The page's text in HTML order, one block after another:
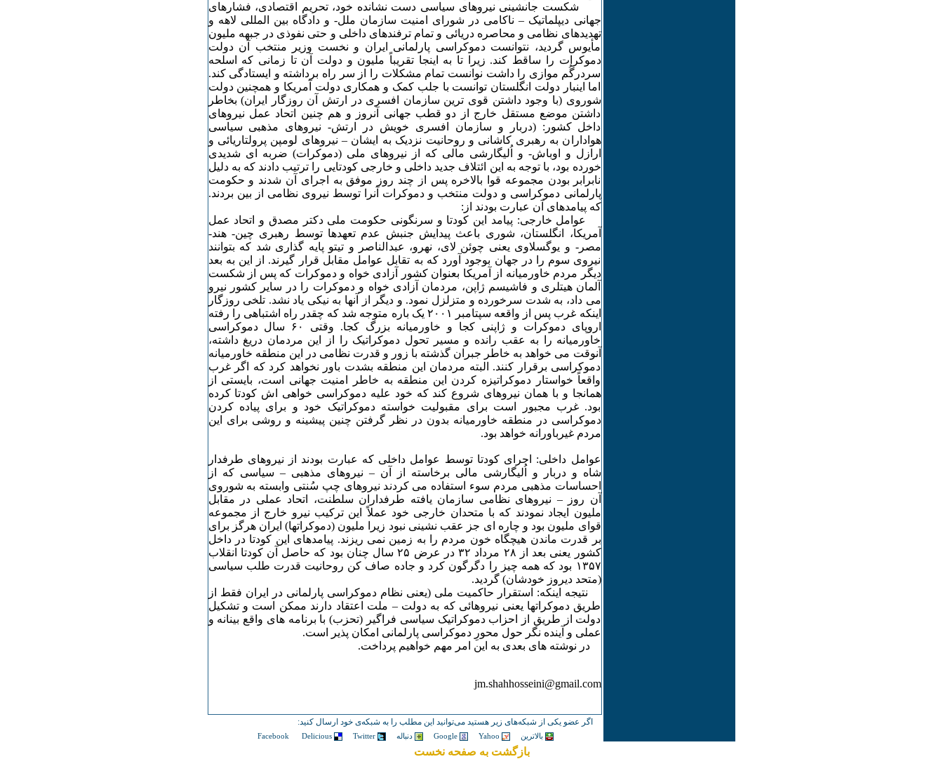
شکست جانشینی نیروهای سیاسی دست نشانده خود، تحریم اقتصادی، فشارهای
جهانی دیپلماتیک – ناکامی در شورای امنیت سازمان ملل- و دادگاه بین المللی لاهه و
تهدیدهای نظامی و محاصره دریائی و تمام ترفندهای داخلی و حتی نفوذی در جبهه ملیون
مأیوس گردید، نتوانست دموکراسی پارلمانی ایران و نخست وزیر منتخب آن دولت
دموکرات را ساقط کند. زیرا تا به اینجا تقریباً ملیون و دولت آن تا زمانی که اسلحه
سردرگُم موازی را داشت نوانست تمام مشکلات را از سر راه برداشته و ایستادگی کند.
اما اینبار دولت انگلستان توانست با جلب کمک و همکاری دولت آمریکا و همچنین دولت
شوروی (با وجود داشتن قوی ترین سازمان افسری در ارتش آن روزگار ایران) بخاطر
داشتن موضع مستقل خارج از دو قطب جهانی آنروز و هم چنین اتحاد عمل نیروهای
داخل کشور: (دربار و سازمان افسری خویش در ارتش- نیروهای مذهبی سیاسی
هواداران به رهبری کاشانی و روحانیت نزدیک به ایشان – نیروهای لومپن پرولتاریائی و
ارازل و اوباش- و اُلیگارشی مالی که از نیروهای ملی (دموکرات) ضربه ای شدیدی
خورده بود، با توجه به این ائتلاف جدید داخلی و خارجی کودتایی را ترتیب دادند که به دلیل
نابرابر بودن مجموعه قوا بالاخره پس از چند روز موفق به اجرای آن شدند و حکومت
پارلمانی دموکراسی و دولت منتخب و دموکرات آنرا توسط نیروی نظامی از بین بردند.
که پیامدهای آن عبارت بودند از:
عوامل خارجی: پیامد این کودتا و سرنگونی حکومت ملی دکتر مصدق و اتحاد عمل
آمریکا، انگلستان، شوری باعث پیدایش جنبش عدم تعهدها توسط رهبری چین- هند-
مصر- و یوگسلاوی یعنی چوئن لای، نهرو، عبدالناصر و تیتو پایه گذاری شد که بتوانند
نیروی سوم را در جهان بوجود آورد که به تقابل عوامل مقابل قرار گیرند. از این به بعد
دیگر مردم خاورمیانه از آمریکا بعنوان کشور آزادی خواه و دموکرات که پس از شکست
آلمان هیتلری و فاشیسم ژاپن، مردمان آزادی خواه و دموکرات را در سایر کشور نیرو
می داد، به شدت سرخورده و متزلزل نمود. و دیگر از آنها به نیکی یاد نشد. تلخی روزگار
اینکه غرب پس از واقعه سپتامبر ۲۰۰۱ یک باره متوجه شد که چقدر راه اشتباهی را رفته
اروپای دموکرات و ژاپنی کجا و خاورمیانه بزرگ کجا. وقتی ۶۰ سال دموکراسی
خاورمیانه را به عقب رانده و مسیر تحول دموکراتیک را از این مردمان دریغ داشته،
آنوقت می خواهد به خاطر جبران گذشته با زور و قدرت نظامی در این منطقه خاورمیانه
دموکراسی برقرار کنند. البته مردمان این منطقه بشدت باور نخواهد کرد که اگر غرب
واقعاً خواستار دموکراتیزه کردن این منطقه به خاطر امنیت جهانی است، بایستی از
همانجا و با همان نیروهای شروع کند که خود علیه دموکراسی خواهی اش کودتا کرده
بود. غرب مجبور است برای مقبولیت خواسته دموکراتیک خود و برای پیاده کردن
دموکراسی در منطقه خاورمیانه بدون در نظر گرفتن چنین پیشینه و روشی برای این
مردم غیرباورانه خواهد بود.
عوامل داخلی: اجرای کودتا توسط عوامل داخلی که عبارت بودند از نیروهای طرفدار
شاه و دربار و اُلیگارشی مالی برخاسته از آن – نیروهای مذهبی – سیاسی که از
احساسات مذهبی مردم سوء استفاده می کردند نیروهای چپ سُنتی وابسته به شوروی
آن روز – نیروهای نظامی سازمان یافته طرفداران سلطنت، اتحاد عملی در مقابل
ملیون ایجاد نمودند که با متحدان خارجی خود عملاً این ترکیب نیرو خارج از مجموعه
قوای ملیون بود و چاره ای جز عقب نشینی نبود زیرا ملیون (دموکراتها) ایران هرگز برای
بر قدرت ماندن هیچگاه خون مردم را به زمین نمی ریزند. پیامدهای این کودتا در داخل
کشور یعنی بعد از ۲٨ مرداد ٣۲ در عرض ۲۵ سال چنان بود که حاصل آن کودتا انقلاب
۱٣۵۷ بود که همه چیز را دگرگون کرد و جاده صاف کن روحانیت قدرت طلب سیاسی
(متحد دیروز خودشان) گردید.
نتیجه اینکه: استقرار حاکمیت ملی (یعنی نظام دموکراسی پارلمانی در ایران فقط از
طریق دموکراتها یعنی نیروهائی که به دولت – ملت اعتقاد دارند ممکن است و تشکیل
دولت از طریق از احزاب دموکراتیک سیاسی فراگیر (تحزب) با برنامه های واقع بینانه و
عملی و آینده نگر حول محورِ دموکراسی پارلمانی امکان پذیر است.
در نوشته های بعدی به این امر مهم خواهیم پرداخت.
jm.shahhosseini@gmail.com
اگر عضو یکی از شبکه‌های زیر هستید می‌توانید این مطلب را به شبکه‌ی خود ارسال کنید:
Facebook Delicious Twitter Google Yahoo
بازگشت به صفحه نخست